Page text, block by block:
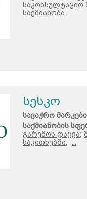
საკონსულტაციო
საქმიანობა
სესკო
სავაჭრო
საქმიანობის
გარემოს დაცვა;
საკითხებში;